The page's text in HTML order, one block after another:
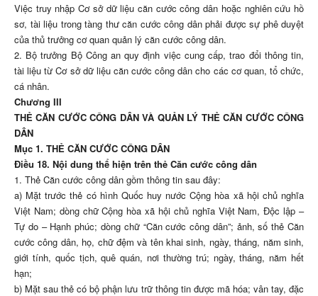
Việc truy nhập Cơ sở dữ liệu căn cước công dân hoặc nghiên cứu hồ
sơ, tài liệu trong tàng thư căn cước công dân phải được sự phê duyệt
của thủ trưởng cơ quan quản lý căn cước công dân.
2. Bộ trưởng Bộ Công an quy định việc cung cấp, trao đổi thông tin,
tài liệu từ Cơ sở dữ liệu căn cước công dân cho các cơ quan, tổ chức,
cá nhân.
Chương III
THẺ CĂN CƯỚC CÔNG DÂN VÀ QUẢN LÝ THẺ CĂN CƯỚC CÔNG
DÂN
Mục 1. THẺ CĂN CƯỚC CÔNG DÂN
Điều 18. Nội dung thể hiện trên thẻ Căn cước công dân
1. Thẻ Căn cước công dân gồm thông tin sau đây:
a) Mặt trước thẻ có hình Quốc huy nước Cộng hòa xã hội chủ nghĩa
Việt Nam; dòng chữ Cộng hòa xã hội chủ nghĩa Việt Nam, Độc lập –
Tự do – Hạnh phúc; dòng chữ “Căn cước công dân”; ảnh, số thẻ Căn
cước công dân, họ, chữ đệm và tên khai sinh, ngày, tháng, năm sinh,
giới tính, quốc tịch, quê quán, nơi thường trú; ngày, tháng, năm hết
hạn;
b) Mặt sau thẻ có bộ phận lưu trữ thông tin được mã hóa; vân tay, đặc